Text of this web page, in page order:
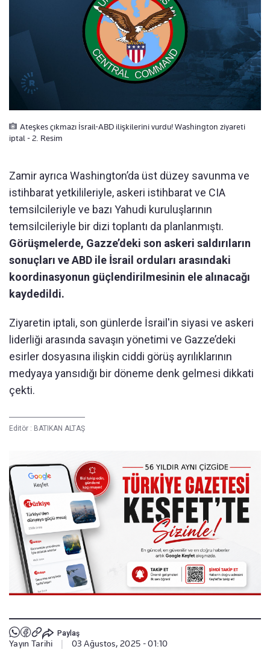
Ateşkes çıkmazı İsrail-ABD ilişkilerini vurdu! Washington ziyareti
iptal - 2. Resim
Zamir ayrıca Washington’da üst düzey savunma ve
istihbarat yetkilileriyle, askeri istihbarat ve CIA
temsilcileriyle ve bazı Yahudi kuruluşlarının
temsilcileriyle bir dizi toplantı da planlanmıştı.
Görüşmelerde, Gazze’deki son askeri saldırıların
sonuçları ve ABD ile İsrail orduları arasındaki
koordinasyonun güçlendirilmesinin ele alınacağı
kaydedildi.
Ziyaretin iptali, son günlerde İsrail'in siyasi ve askeri
liderliği arasında savaşın yönetimi ve Gazze’deki
esirler dosyasına ilişkin ciddi görüş ayrılıklarının
medyaya yansıdığı bir döneme denk gelmesi dikkati
çekti.
Editör : BATIKAN ALTAŞ
Paylaş
Yayın Tarihi 03 Ağustos, 2025 - 01:10